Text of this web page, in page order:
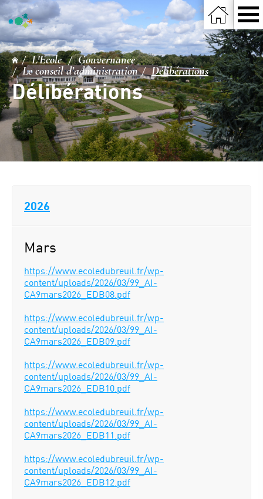
L'Ecole Gouvernance
Le conseil d’administration Délibérations
Délibérations
2026
Mars
https://www.ecoledubreuil.fr/wp-
content/uploads/2026/03/99_AI-
CA9mars2026_EDB08.pdf
https://www.ecoledubreuil.fr/wp-
content/uploads/2026/03/99_AI-
CA9mars2026_EDB09.pdf
https://www.ecoledubreuil.fr/wp-
content/uploads/2026/03/99_AI-
CA9mars2026_EDB10.pdf
https://www.ecoledubreuil.fr/wp-
content/uploads/2026/03/99_AI-
CA9mars2026_EDB11.pdf
https://www.ecoledubreuil.fr/wp-
content/uploads/2026/03/99_AI-
CA9mars2026_EDB12.pdf